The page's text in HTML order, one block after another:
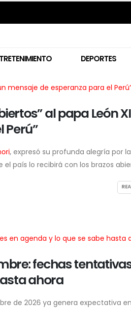
DEPORTES
al papa León
Perú”
, expresó su profunda alegría por la
el país lo recibirá con los brazos
fechas
ahora
de 2026 ya genera expectativa